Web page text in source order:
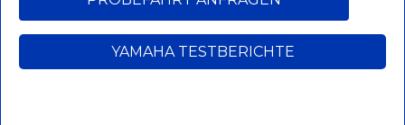
YAMAHA TESTBERICHTE